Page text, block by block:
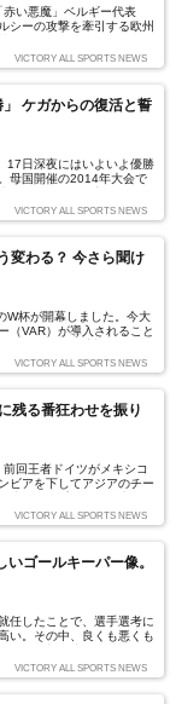
い悪魔」ベルギー代表
シーの攻撃を牽引する欧州
カク、マンチェスター・シ
に捉えるまで成長したケビ
てきている。怪物を生む
隠されている。（文：結城
VICTORY ALL SPORTS NEWS
ケガからの復活と誓
17日深夜にはいよいよ優勝
母国開催の2014年大会で
未到の「6度目の優勝」
文＝藤原清美）
VICTORY ALL SPORTS NEWS
変わる？ 今さら聞け
W杯が開幕しました。今大
（VAR）が導入されること
ィエゴ・マラドーナ選手が
ル」と呼ばれています。そ
ルールや審判目線での見所
編集部）
VICTORY ALL SPORTS NEWS
残る番狂わせを振り
回王者ドイツがメキシコ
ビアを下してアジアのチー
豪を打ち負かす“ジャイア
稿では過去のW杯で起き
注目だ。（文＝池田敏明）
VICTORY ALL SPORTS NEWS
ゴールキーパー像。
任したことで、選手選考に
い。その中、良くも悪くも
どのような要素が決め手と
CityでプレーするGK・冨
VICTORY ALL SPORTS NEWS